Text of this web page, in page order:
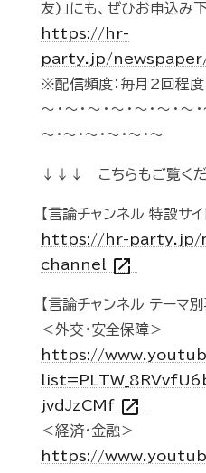
友)」にも、ぜひお申込み
https://hr-
party.jp/
※配信頻度：毎月2回程度
～・～・～・～・～・～・～
～・～・～・～・～・～
↓↓↓ こちらもご覧く
【言論チャンネル 特設サイ
https://hr-party.jp/
channel open_in_new
【言論チャンネル テーマ別
＜外交・安全保障＞
https://
jvdJzCMf open_in_new
＜経済・金融＞
https://